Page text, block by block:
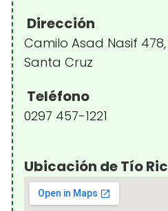
Dirección
Camilo Asad Nasif 478,
Santa Cruz
Teléfono
0297 457-1221
Ubicación de Tío